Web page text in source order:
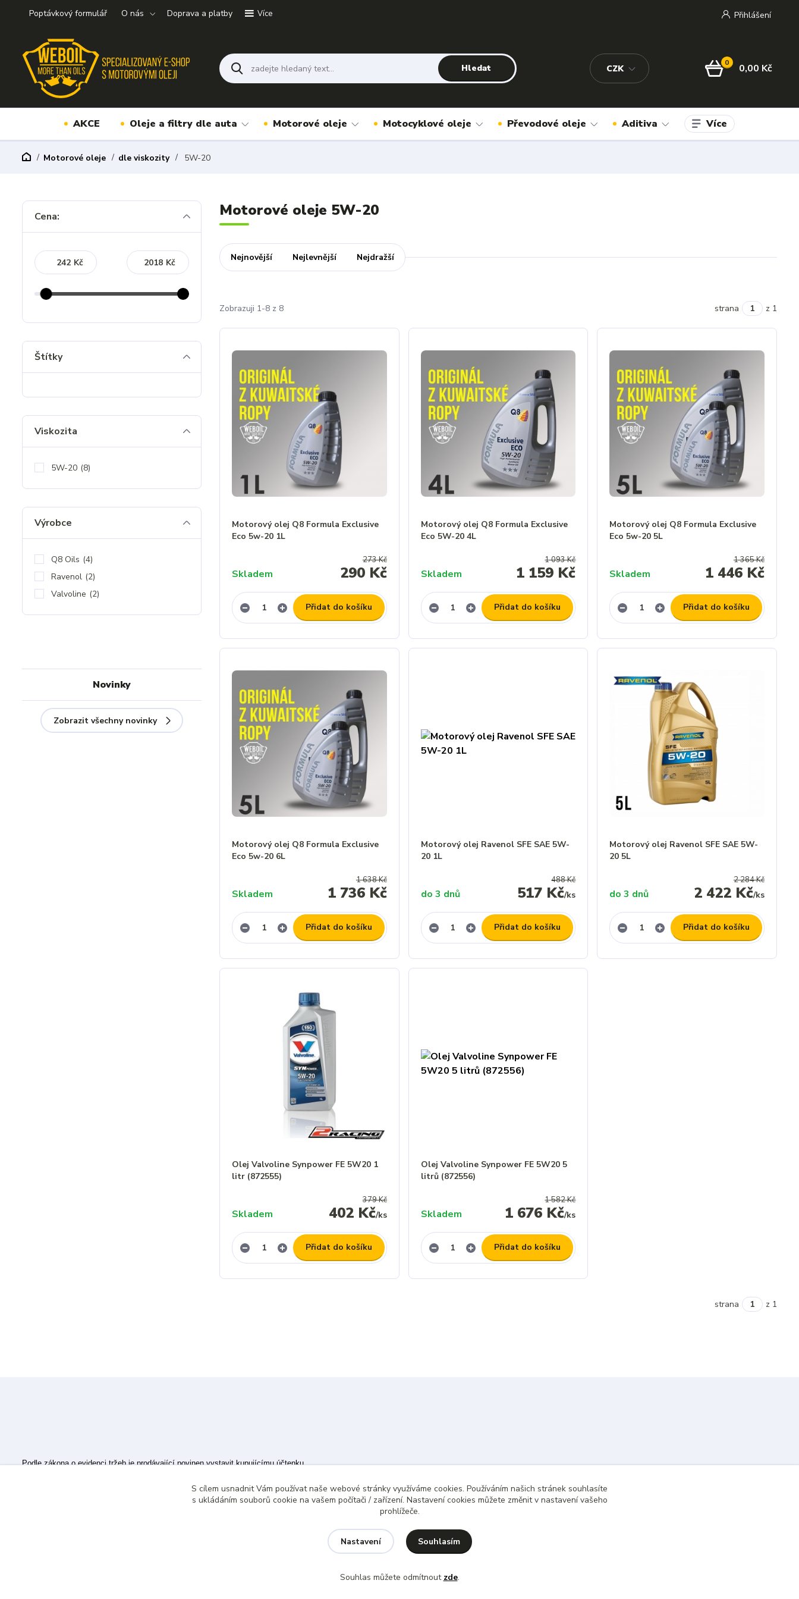
Poptávkový formulář O nás Doprava a platby Více
CZK
Přihlášení
Hledat 0 0,00 Kč
AKCE Oleje a filtry dle auta Motorové oleje Motocyklové oleje Převodové oleje Aditiva Více
Motorové oleje dle viskozity 5W-20
Motorové oleje 5W-20
Nejnovější Nejlevnější Nejdražší
Zobrazuji 1-8 z 8 strana z 1
Motorový olej Q8 Formula Exclusive
Eco 5w-20 1L
273 Kč
290 Kč
Skladem
Přidat do košíku
Motorový olej Q8 Formula Exclusive
Eco 5W-20 4L
1 093 Kč
1 159 Kč
Skladem
Přidat do košíku
Motorový olej Q8 Formula Exclusive
Eco 5w-20 5L
1 365 Kč
1 446 Kč
Skladem
Přidat do košíku
Motorový olej Q8 Formula Exclusive
Eco 5w-20 6L
1 638 Kč
1 736 Kč
Skladem
Přidat do košíku
Motorový olej Ravenol SFE SAE 5W-
20 1L
488 Kč
517 Kč/ks
do 3 dnů
Přidat do košíku
Motorový olej Ravenol SFE SAE 5W-
20 5L
2 284 Kč
2 422 Kč/ks
do 3 dnů
Přidat do košíku
Olej Valvoline Synpower FE 5W20 1
litr (872555)
379 Kč
402 Kč/ks
Skladem
Přidat do košíku
Olej Valvoline Synpower FE 5W20 5
litrů (872556)
1 582 Kč
1 676 Kč/ks
Skladem
Přidat do košíku
strana z 1
Cena:
Kč Kč
Štítky
Viskozita
5W-20 (8)
Výrobce
Q8 Oils (4)
Ravenol (2)
Valvoline (2)
Novinky
Zobrazit všechny novinky
Podle zákona o evidenci tržeb je prodávající povinen vystavit kupujícímu účtenku.
Zároveň je povinen zaevidovat přijatou tržbu u správce daně online; v případě technického výpadku pak nejpozději do 48 hodin.
S cílem usnadnit Vám používat naše webové stránky využíváme cookies. Používáním našich stránek souhlasíte
s ukládáním souborů cookie na vašem počítači / zařízení. Nastavení cookies můžete změnit v nastavení vašeho
prohlížeče.
Nastavení Souhlasím
Souhlas můžete odmítnout zde.